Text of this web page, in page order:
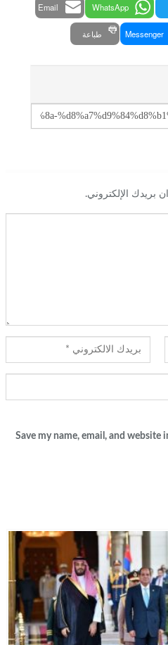
WhatsApp
Email
Messenger طباعة
بريدك الإلكتروني.
Save my name, email, and website